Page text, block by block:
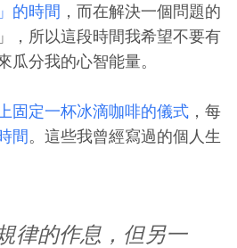
的時間 ，而在解決一個問題的
，所以這段時間我希望不要有
瓜分我的心智能量。
固定一杯冰滴咖啡的儀式 ，每
間。這些我曾經寫過的個人生
律的作息，但另一